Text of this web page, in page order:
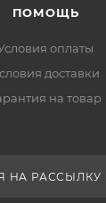
ПОМОЩЬ
оплаты
доставки
на товар
НА РАССЫЛКУ